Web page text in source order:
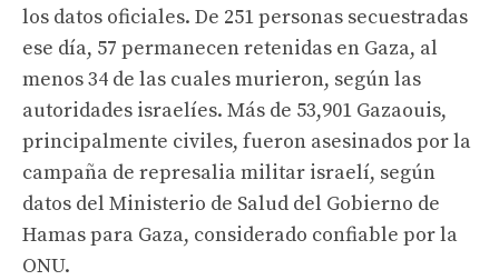
los datos oficiales. De 251 personas secuestradas
ese día, 57 permanecen retenidas en Gaza, al
menos 34 de las cuales murieron, según las
autoridades israelíes. Más de 53,901 Gazaouis,
principalmente civiles, fueron asesinados por la
campaña de represalia militar israelí, según
datos del Ministerio de Salud del Gobierno de
Hamas para Gaza, considerado confiable por la
ONU.